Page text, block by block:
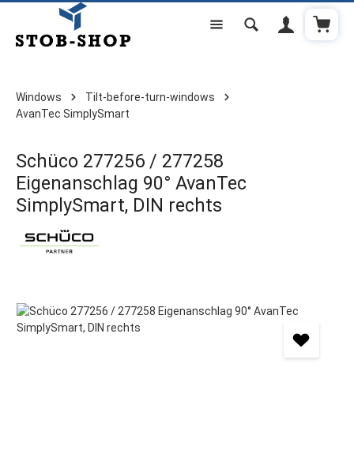
Skip to main content
Windows
Tilt-before-turn-windows
AvanTec SimplySmart
Schüco 277256 / 277258
Eigenanschlag 90° AvanTec
SimplySmart, DIN rechts
Skip image gallery